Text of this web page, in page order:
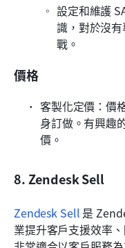
設定和維護
識，對於沒
戰。
價格
客製化定價：價
身訂做。有興趣
價。
8. Zendesk Sell
Zendesk Sell 是
業提升客戶支援效率